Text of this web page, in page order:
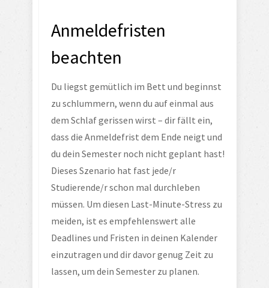
Anmeldefristen
beachten
Du liegst gemütlich im Bett und beginnst
zu schlummern, wenn du auf einmal aus
dem Schlaf gerissen wirst – dir fällt ein,
dass die Anmeldefrist dem Ende neigt und
du dein Semester noch nicht geplant hast!
Dieses Szenario hat fast jede/r
Studierende/r schon mal durchleben
müssen. Um diesen Last-Minute-Stress zu
meiden, ist es empfehlenswert alle
Deadlines und Fristen in deinen Kalender
einzutragen und dir davor genug Zeit zu
lassen, um dein Semester zu planen.